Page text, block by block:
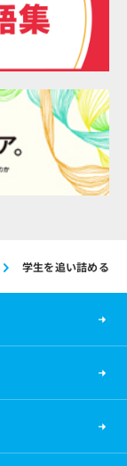
学生を追い詰める、「